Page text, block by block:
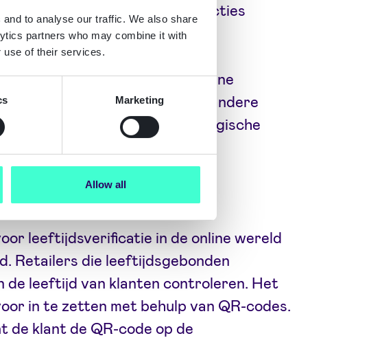
to analyse our traffic. We also share
partners who may combine it with
use of their services.
Marketing
Allow all
vinden er al miljoenen transacties
als kansrijk middel voor online
noemt InnoValor een aantal andere
kunnen zijn, zoals het Belgische
‘offline’ retail
leeftijdsverificatie in de online wereld
Retailers die leeftijdsgebonden
de leeftijd van klanten controleren. Het
in te zetten met behulp van QR-codes.
klant de QR-code op de